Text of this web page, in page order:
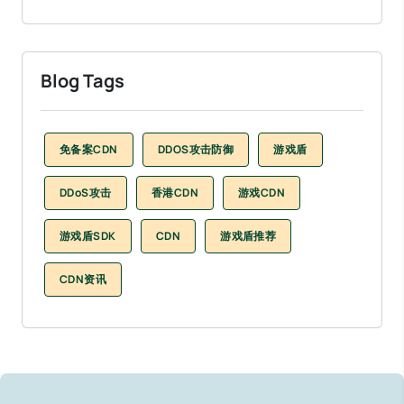
Blog Tags
免备案CDN DDOS攻击防御 游戏盾
DDoS攻击 香港CDN 游戏CDN
游戏盾SDK CDN 游戏盾推荐
CDN资讯